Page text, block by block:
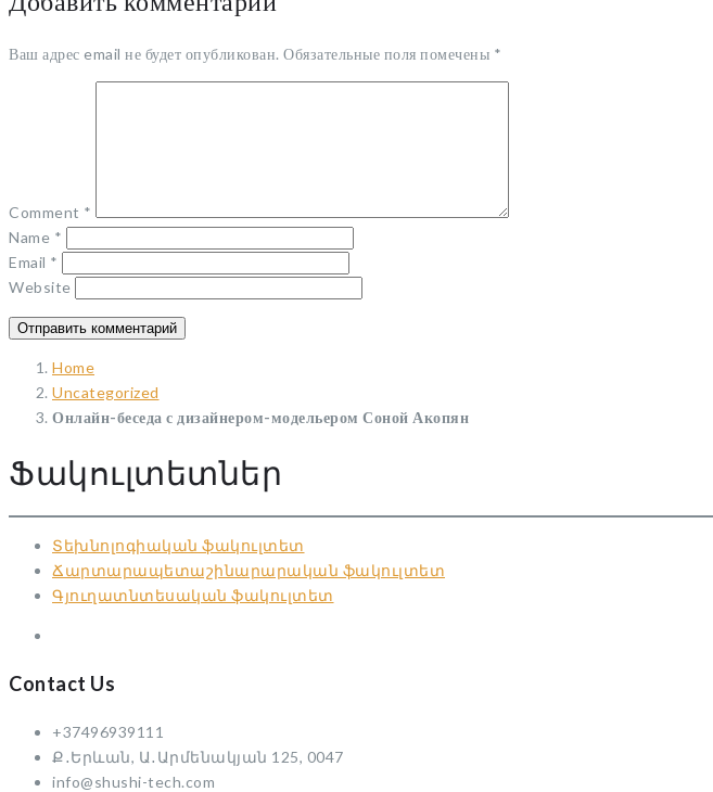
Ваш адрес email не будет опубликован. Обязательные поля помечены *
Comment *
Name *
Email *
Website
Home
Uncategorized
Онлайн-беседа с дизайнером-модельером Соной Акопян
Ֆակուլտետներ
Տեխնոլոգիական ֆակուլտետ
Ճարտարապետաշինարարական ֆակուլտետ
Գյուղատնտեսական ֆակուլտետ
Contact Us
+37496939111
Ք․Երևան, Ա․Արմենակյան 125, 0047
info@shushi-tech.com